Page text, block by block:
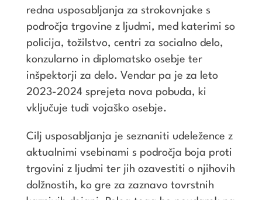
redna usposabljanja za strokovnjake s
področja trgovine z ljudmi, med katerimi so
policija, tožilstvo, centri za socialno delo,
konzularno in diplomatsko osebje ter
inšpektorji za delo. Vendar pa je za leto
2023-2024 sprejeta nova pobuda, ki
vključuje tudi vojaško osebje.
Cilj usposabljanja je seznaniti udeležence z
aktualnimi vsebinami s področja boja proti
trgovini z ljudmi ter jih ozavestiti o njihovih
dolžnostih, ko gre za zaznavo tovrstnih